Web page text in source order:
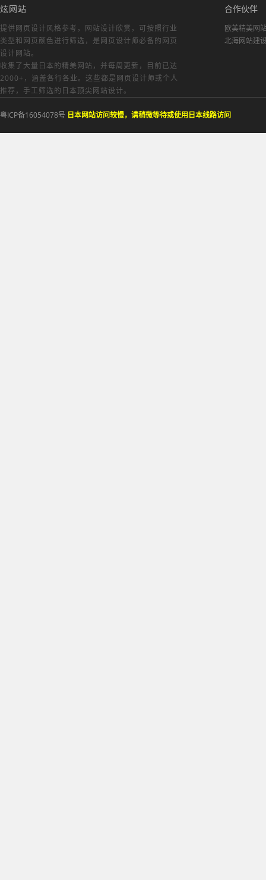
炫网站
提供网页设计风格参考， 网站设计欣赏 ，可按照行业
类型和网页颜色进行筛选，是网页设计师必备的网页
设计网站。
收集了大量日本的精美网站，并每周更新，目前已达
2000+，涵盖各行各业。这些都是网页设计师或个人
推荐，手工筛选的日本顶尖网站设计。
合作伙伴
欧美精美网
北海网站建
粤ICP备16054078号 日本网站访问较慢，请稍微等待或使用日本线路访问